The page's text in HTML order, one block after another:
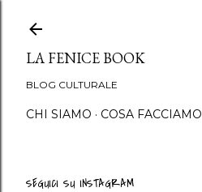
LA FENICE BOOK
BLOG CULTURALE
CHI SIAMO COSA FACCIAMO
SEGUICI SU INSTAGRAM